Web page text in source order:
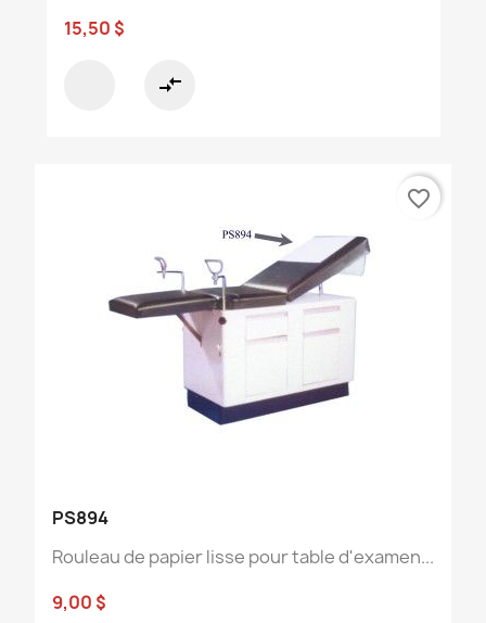
15,50 $
compare_arrows
PS894
Rouleau de papier lisse pour table d'examen...
9,00 $
favorite_border